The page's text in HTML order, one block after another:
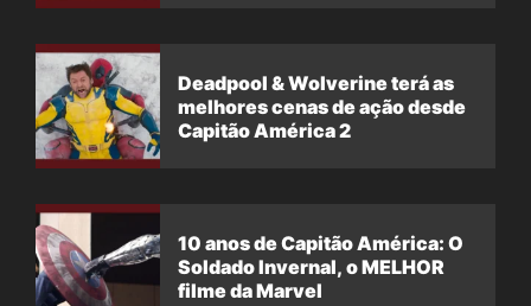
Deadpool & Wolverine terá as
melhores cenas de ação desde
Capitão América 2
10 anos de Capitão América: O
Soldado Invernal, o MELHOR
filme da Marvel